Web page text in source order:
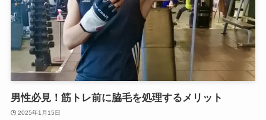
男性必見！筋トレ前に脇毛を処理するメリット
2025年1月15日